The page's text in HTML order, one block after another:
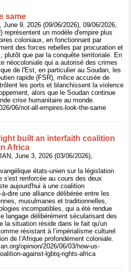
same
June 9, 2026 (09/06/2026), 09/06/2026,
représentent un modèle d'empire plus
coloniaux, en fonctionnant par
des forces rebelles par procuration et
plutôt que par la conquête territoriale. En
néocoloniale qui a autorisé des crimes
de l'Est, en particulier au Soudan, les
rapide (FSR), milice accusée de
les ports et blanchissent la violence
alors que le Soudan continue
crise humanitaire au monde.
06/not-all-empires-look-the-same
built an interfaith coalition
Africa
June 3, 2026 (03/06/2026),
états-unien sur la législation
s'est renforcée au cours des deux
aujourd'hui à une coalition
dire une alliance délibérée entre les
musulmanes et traditionnelles,
incompatibles, qui a été rendue
langage délibérément sécularisant des
la situation réside dans le fait qu'un
résistant à l’impérialisme culturel
de l’Afrique profondément coloniale.
opinion/2026/06/03/how-us-
against-lgbtq-rights-africa